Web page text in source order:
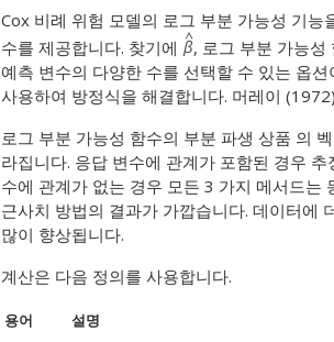
Cox 비례 위험 모델의 로그 부분 가능성 기능
수를 제공합니다. 찾기에
, 로그 부분 가능
예측 변수의 다양한 수를 선택할 수 있는 옵
사용하여 방정식을 해결합니다. 머레이 (1972)
로그 부분 가능성 함수의 부분 파생 상품 의
라집니다. 응답 변수에 관계가 포함된 경우
수에 관계가 없는 경우 모든 3 가지 메서드는
근사치 방법의 결과가 가깝습니다. 데이터에
많이 향상됩니다.
계산은 다음 정의를 사용합니다.
용어 설명